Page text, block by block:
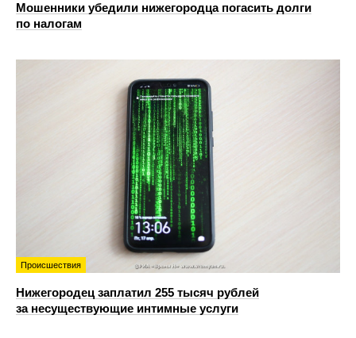
Мошенники убедили нижегородца погасить долги
по налогам
Происшествия
Нижегородец заплатил 255 тысяч рублей
за несуществующие интимные услуги